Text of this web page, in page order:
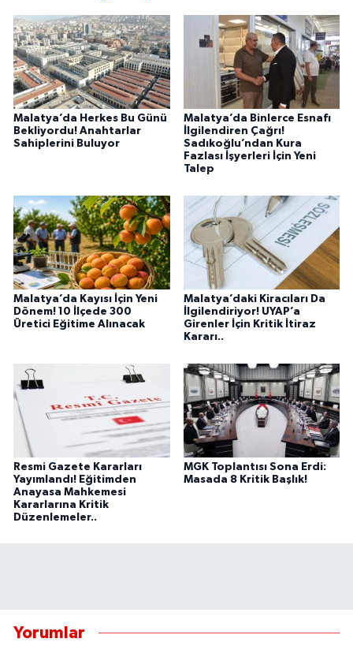
Malatya’da Herkes Bu Günü
Bekliyordu! Anahtarlar
Sahiplerini Buluyor
Malatya’da Binlerce Esnafı
İlgilendiren Çağrı!
Sadıkoğlu’ndan Kura
Fazlası İşyerleri İçin Yeni
Talep
Malatya’da Kayısı İçin Yeni
Dönem! 10 İlçede 300
Üretici Eğitime Alınacak
Malatya’daki Kiracıları Da
İlgilendiriyor! UYAP’a
Girenler İçin Kritik İtiraz
Kararı..
Resmi Gazete Kararları
Yayımlandı! Eğitimden
Anayasa Mahkemesi
Kararlarına Kritik
Düzenlemeler..
MGK Toplantısı Sona Erdi:
Masada 8 Kritik Başlık!
Yorumlar